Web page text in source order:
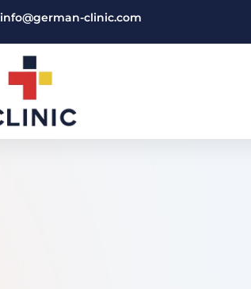
info@german-clinic.com